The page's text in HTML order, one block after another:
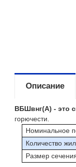
Описание
ВБШвнг(А) - это
горючести.
Номинальное
Количество жил
Размер